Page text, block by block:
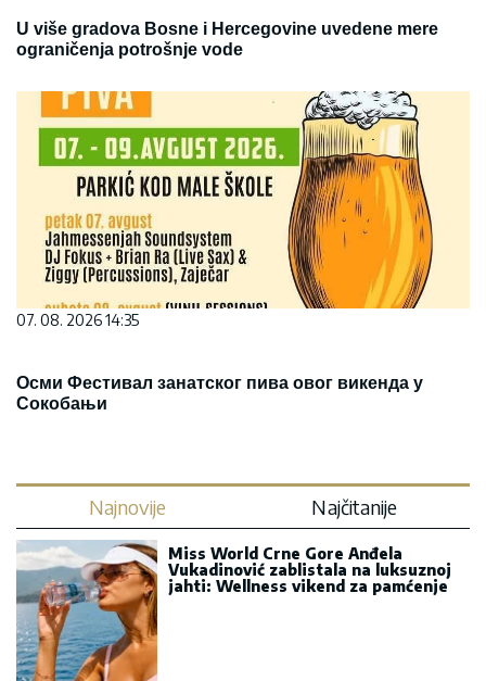
U više gradova Bosne i Hercegovine uvedene mere
ograničenja potrošnje vode
07. 08. 2026 14:35
Осми Фестивал занатског пива овог викенда у
Сокобањи
Najnovije Najčitanije
Miss World Crne Gore Anđela
Vukadinović zablistala na luksuznoj
jahti: Wellness vikend za pamćenje